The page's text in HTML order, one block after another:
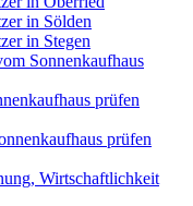
in Sölden
in Stegen
Sonnenkaufhaus
prüfen
prüfen
Wirtschaftlichkeit